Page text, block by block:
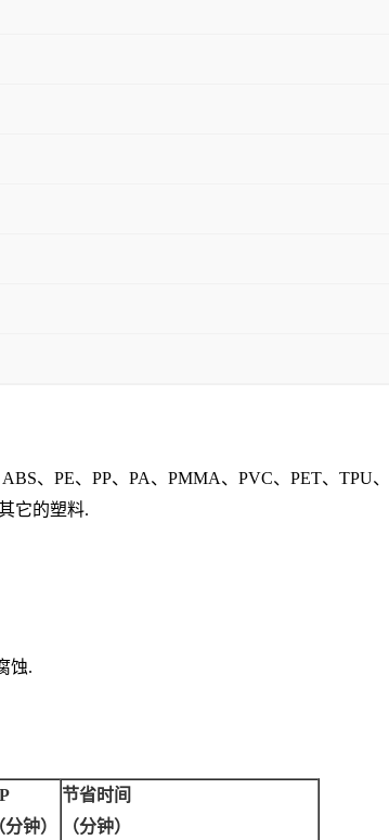
、PE、PP、PA、PMMA、PVC、PET、TPU
它的塑料.
蚀.
分钟）
节省时间
（分钟）